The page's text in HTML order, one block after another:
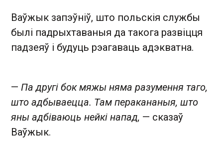
Ваўжык запэўніў, што польскія службы
былі падрыхтаваныя да такога развіцця
падзеяў і будуць рэагаваць адэкватна.
— Па другі бок мяжы няма разумення таго,
што адбываецца. Там перакананыя, што
яны адбіваюць нейкі напад, — сказаў
Ваўжык.